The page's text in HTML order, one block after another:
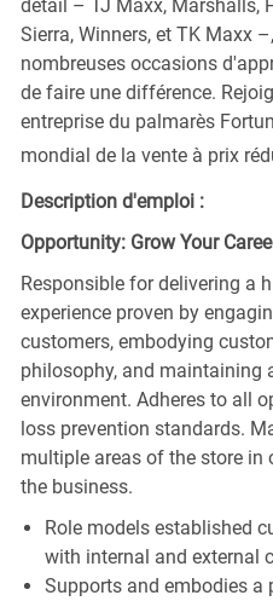
détail – TJ Maxx, Marshalls,
Sierra, Winners, et TK Maxx
nombreuses occasions
de faire une différence.
entreprise du palmarès
mondial de la vente à prix
Description d'emploi :
Opportunity: Grow Your
Responsible for delivering a
experience proven by
customers, embodying
philosophy, and maintaining
environment. Adheres to all
loss prevention standards.
multiple areas of the store in
the business.
Role models established
with internal and external
Supports and embodies a